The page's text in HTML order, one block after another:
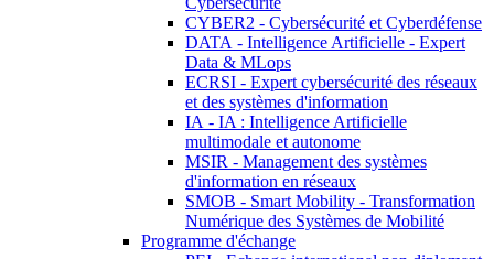
CYBER2 - Cybersécurité et Cyberdéfense
DATA - Intelligence Artificielle - Expert
Data & MLops
ECRSI - Expert cybersécurité des réseaux
et des systèmes d'information
IA - IA : Intelligence Artificielle
multimodale et autonome
MSIR - Management des systèmes
d'information en réseaux
SMOB - Smart Mobility - Transformation
Numérique des Systèmes de Mobilité
Programme d'échange